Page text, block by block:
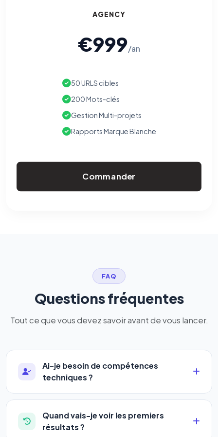
AGENCY
€999/an
50 URLS cibles
200 Mots-clés
Gestion Multi-projets
Rapports Marque Blanche
Commander
FAQ
Questions fréquentes
Tout ce que vous devez savoir avant de vous lancer.
Ai-je besoin de compétences
techniques ?
Absolument pas. Notre logiciel a été conçu pour
être accessible àtous les profils: artisans,
commerçants, auto-entrepreneurs, PME ou
Quand vais-je voir les premiers
résultats ?